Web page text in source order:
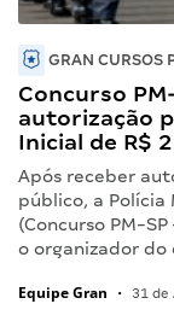
GRAN CURSOS
Concurso
autorização
Inicial de R$
Após receber
público, a Polícia
(Concurso PM-
o organizador
Equipe Gran • 31 de